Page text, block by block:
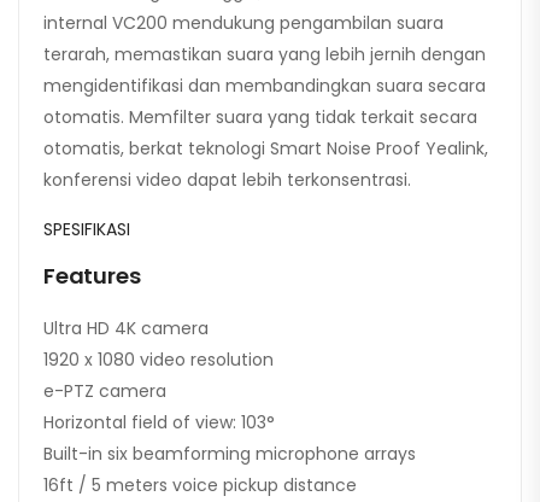
internal VC200 mendukung pengambilan suara
terarah, memastikan suara yang lebih jernih dengan
mengidentifikasi dan membandingkan suara secara
otomatis. Memfilter suara yang tidak terkait secara
otomatis, berkat teknologi Smart Noise Proof Yealink,
konferensi video dapat lebih terkonsentrasi.
SPESIFIKASI
Features
Ultra HD 4K camera
1920 x 1080 video resolution
e-PTZ camera
Horizontal field of view: 103°
Built-in six beamforming microphone arrays
16ft / 5 meters voice pickup distance